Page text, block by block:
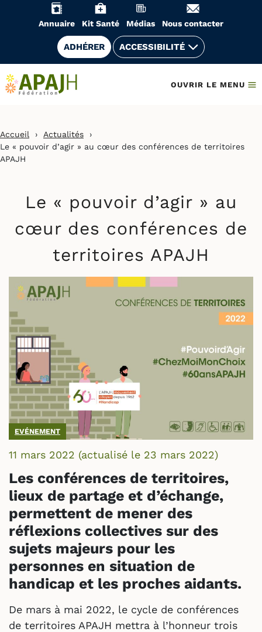
Annuaire Kit Santé Médias Nous contacter
ADHÉRER ACCESSIBILITÉ
OUVRIR LE MENU
Accueil › Actualités
›
Le « pouvoir d’agir » au cœur des conférences de territoires
APAJH
Le « pouvoir d’agir » au
cœur des conférences de
territoires APAJH
EVÉNEMENT
11 mars 2022 (actualisé le 23 mars 2022)
Les conférences de territoires,
lieux de partage et d’échange,
permettent de mener des
réflexions collectives sur des
sujets majeurs pour les
personnes en situation de
handicap et les proches aidants.
De mars à mai 2022, le cycle de conférences
de territoires APAJH mettra à l’honneur trois